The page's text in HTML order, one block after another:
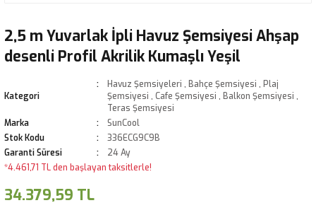
2,5 m Yuvarlak İpli Havuz Şemsiyesi Ahşap
desenli Profil Akrilik Kumaşlı Yeşil
Kategori
Havuz Şemsiyeleri , Bahçe Şemsiyesi , Plaj
Şemsiyesi , Cafe Şemsiyesi , Balkon Şemsiyesi ,
Teras Şemsiyesi
Marka
SunCool
Stok Kodu
336ECG9C9B
Garanti Süresi
24 Ay
*4.461,71 TL den başlayan taksitlerle!
34.379,59 TL